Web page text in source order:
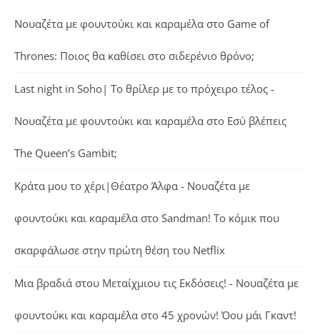
Νουαζέτα με φουντούκι και καραμέλα στο Game of
Thrones: Ποιος θα καθίσει στο σιδερένιο θρόνο;
Last night in Soho| Το θρίλερ με το πρόχειρο τέλος -
Νουαζέτα με φουντούκι και καραμέλα στο Εσύ βλέπεις
The Queen’s Gambit;
Κράτα μου το χέρι|Θέατρο Άλφα - Νουαζέτα με
φουντούκι και καραμέλα στο Sandman! Το κόμικ που
σκαρφάλωσε στην πρώτη θέση του Netflix
Μια βραδιά στου Μεταίχμιου τις Εκδόσεις! - Νουαζέτα με
φουντούκι και καραμέλα στο 45 χρονών! Όου μάι Γκαντ!